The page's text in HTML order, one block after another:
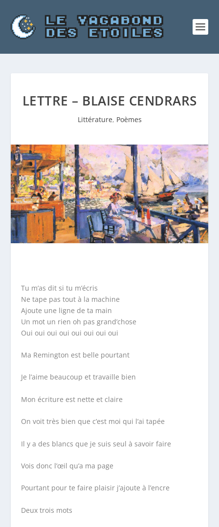
LETTRE – BLAISE CENDRARS
Littérature, Poèmes
Tu m’as dit si tu m’écris
Ne tape pas tout à la machine
Ajoute une ligne de ta main
Un mot un rien oh pas grand’chose
Oui oui oui oui oui oui oui oui
Ma Remington est belle pourtant
Je l’aime beaucoup et travaille bien
Mon écriture est nette et claire
On voit très bien que c’est moi qui l’ai tapée
Il y a des blancs que je suis seul à savoir faire
Vois donc l’œil qu’a ma page
Pourtant pour te faire plaisir j’ajoute à l’encre
Deux trois mots